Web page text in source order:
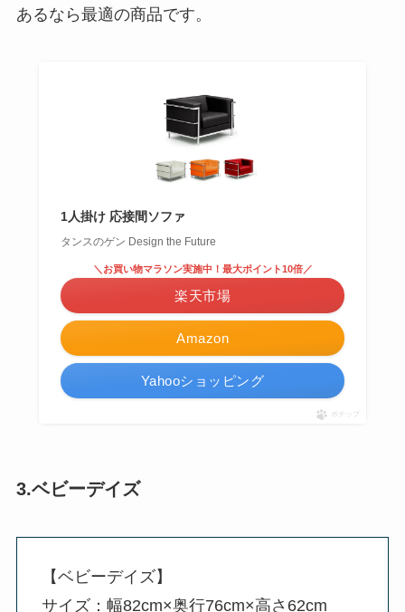
あるなら最適の商品です。
1人掛け 応接間ソファ
タンスのゲン Design the Future
Amazon
＼お買い物マラソン実施中！最大ポイント10倍／
楽天市場
Yahooショッピング
ポチップ
3.ベビーデイズ
【ベビーデイズ】
サイズ：幅82cm×奥行76cm×高さ62cm